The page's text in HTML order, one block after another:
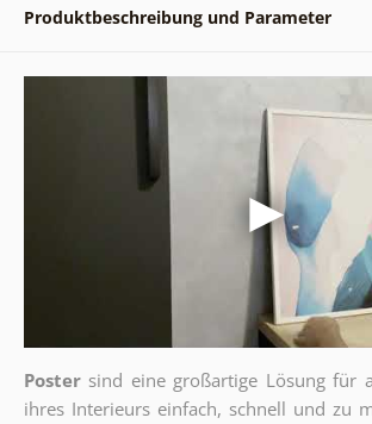
Produktbeschreibung und Parameter
Poster sind eine großartige Lösung für
ihres Interieurs einfach, schnell und zu